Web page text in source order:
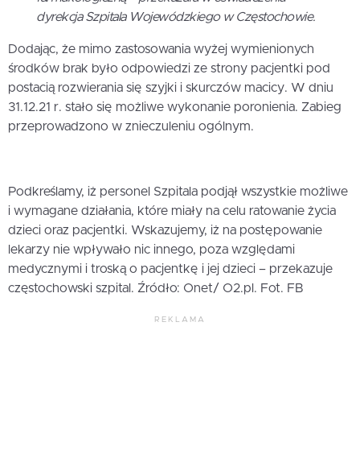
dyrekcja Szpitala Wojewódzkiego w Częstochowie.
Dodając, że mimo zastosowania wyżej wymienionych
środków brak było odpowiedzi ze strony pacjentki pod
postacią rozwierania się szyjki i skurczów macicy. W dniu
31.12.21 r. stało się możliwe wykonanie poronienia. Zabieg
przeprowadzono w znieczuleniu ogólnym.
Podkreślamy, iż personel Szpitala podjął wszystkie możliwe
i wymagane działania, które miały na celu ratowanie życia
dzieci oraz pacjentki. Wskazujemy, iż na postępowanie
lekarzy nie wpływało nic innego, poza względami
medycznymi i troską o pacjentkę i jej dzieci – przekazuje
częstochowski szpital. Źródło: Onet/ O2.pl. Fot. FB
REKLAMA